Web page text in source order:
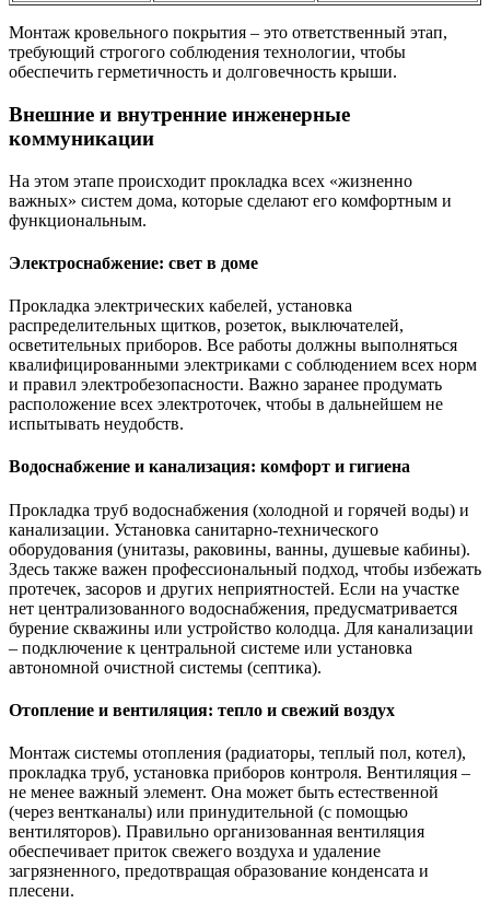
Монтаж кровельного покрытия – это ответственный этап,
требующий строгого соблюдения технологии, чтобы
обеспечить герметичность и долговечность крыши.
Внешние и внутренние инженерные
коммуникации
На этом этапе происходит прокладка всех «жизненно
важных» систем дома, которые сделают его комфортным и
функциональным.
Электроснабжение: свет в доме
Прокладка электрических кабелей, установка
распределительных щитков, розеток, выключателей,
осветительных приборов. Все работы должны выполняться
квалифицированными электриками с соблюдением всех норм
и правил электробезопасности. Важно заранее продумать
расположение всех электроточек, чтобы в дальнейшем не
испытывать неудобств.
Водоснабжение и канализация: комфорт и гигиена
Прокладка труб водоснабжения (холодной и горячей воды) и
канализации. Установка санитарно-технического
оборудования (унитазы, раковины, ванны, душевые кабины).
Здесь также важен профессиональный подход, чтобы избежать
протечек, засоров и других неприятностей. Если на участке
нет централизованного водоснабжения, предусматривается
бурение скважины или устройство колодца. Для канализации
– подключение к центральной системе или установка
автономной очистной системы (септика).
Отопление и вентиляция: тепло и свежий воздух
Монтаж системы отопления (радиаторы, теплый пол, котел),
прокладка труб, установка приборов контроля. Вентиляция –
не менее важный элемент. Она может быть естественной
(через вентканалы) или принудительной (с помощью
вентиляторов). Правильно организованная вентиляция
обеспечивает приток свежего воздуха и удаление
загрязненного, предотвращая образование конденсата и
плесени.